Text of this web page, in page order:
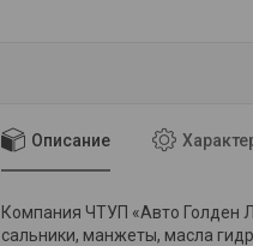
Описание
Компания ЧТУП «Авто Голден
сальники, манжеты, масла